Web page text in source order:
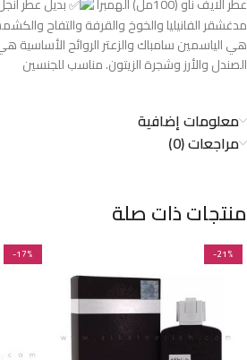
مدغشقر الفانيليا والخوخ والقرفة والتفاح
هي الياسمين سامباك والزعتر الروائح الأساسية
الصندل والأرز وشجرة الزيتون. مناسب للجنسين
معلومات إضافية
مراجعات (0)
منتجات ذات صلة
-21%
-17%